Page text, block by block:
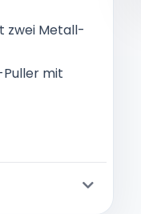
zwei Metall-
mit